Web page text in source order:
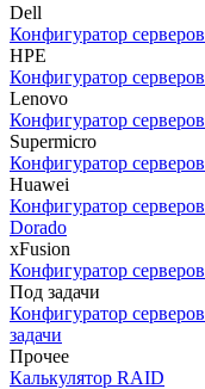
Dell
Конфигуратор
HPE
Конфигуратор
Lenovo
Конфигуратор
Supermicro
Конфигуратор
Huawei
Конфигуратор
Dorado
xFusion
Конфигуратор
Под задачи
Конфигуратор
задачи
Прочее
Калькулятор RAID